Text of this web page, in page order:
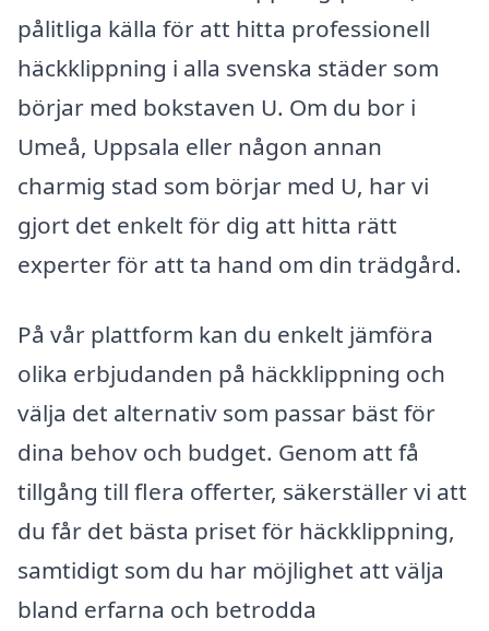
pålitliga källa för att hitta professionell
häckklippning i alla svenska städer som
börjar med bokstaven U. Om du bor i
Umeå, Uppsala eller någon annan
charmig stad som börjar med U, har vi
gjort det enkelt för dig att hitta rätt
experter för att ta hand om din trädgård.
På vår plattform kan du enkelt jämföra
olika erbjudanden på häckklippning och
välja det alternativ som passar bäst för
dina behov och budget. Genom att få
tillgång till flera offerter, säkerställer vi att
du får det bästa priset för häckklippning,
samtidigt som du har möjlighet att välja
bland erfarna och betrodda